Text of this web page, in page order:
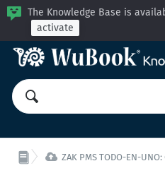
The Knowledge Base is
activate
 ZAK PMS TODO-EN-UNO: Gestiona tu propiedad desde una única